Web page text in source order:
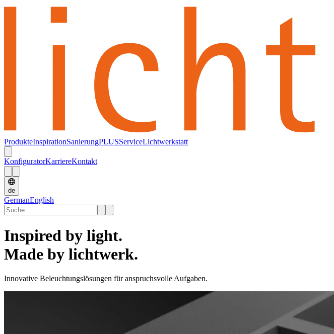
ProdukteInspirationSanierungPLUSServiceLichtwerkstatt
KonfiguratorKarriereKontakt
de
GermanEnglish
Inspired by light.
Made by lichtwerk.
Innovative Beleuchtungslösungen für anspruchsvolle Aufgaben.